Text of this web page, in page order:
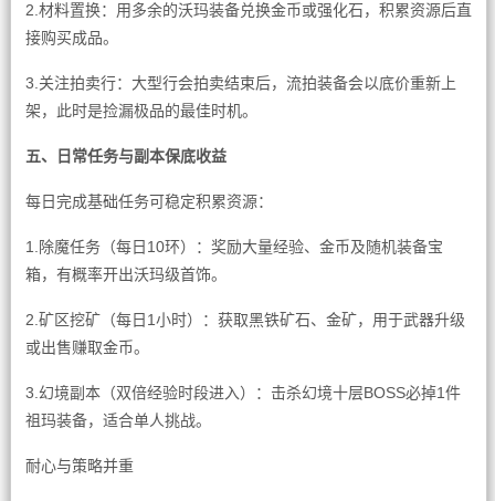
2.材料置换：用多余的沃玛装备兑换金币或强化石，积累资源后直
接购买成品。
3.关注拍卖行：大型行会拍卖结束后，流拍装备会以底价重新上
架，此时是捡漏极品的最佳时机。
五、日常任务与副本保底收益
每日完成基础任务可稳定积累资源：
1.除魔任务（每日10环）：奖励大量经验、金币及随机装备宝
箱，有概率开出沃玛级首饰。
2.矿区挖矿（每日1小时）：获取黑铁矿石、金矿，用于武器升级
或出售赚取金币。
3.幻境副本（双倍经验时段进入）：击杀幻境十层BOSS必掉1件
祖玛装备，适合单人挑战。
耐心与策略并重